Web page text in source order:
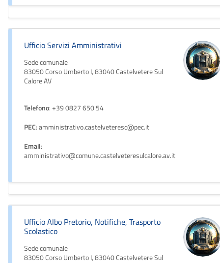
Ufficio Servizi Amministrativi
Sede comunale
83050 Corso Umberto I, 83040 Castelvetere Sul
Calore AV
Telefono: +39 0827 650 54
PEC: amministrativo.castelveteresc@pec.it
Email:
amministrativo@comune.castelveteresulcalore.av.it
Ufficio Albo Pretorio, Notifiche, Trasporto
Scolastico
Sede comunale
83050 Corso Umberto I, 83040 Castelvetere Sul